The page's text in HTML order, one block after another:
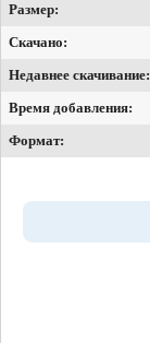
Размер:
Скачано:
Недавнее скачивание:
Время добавления:
Формат: